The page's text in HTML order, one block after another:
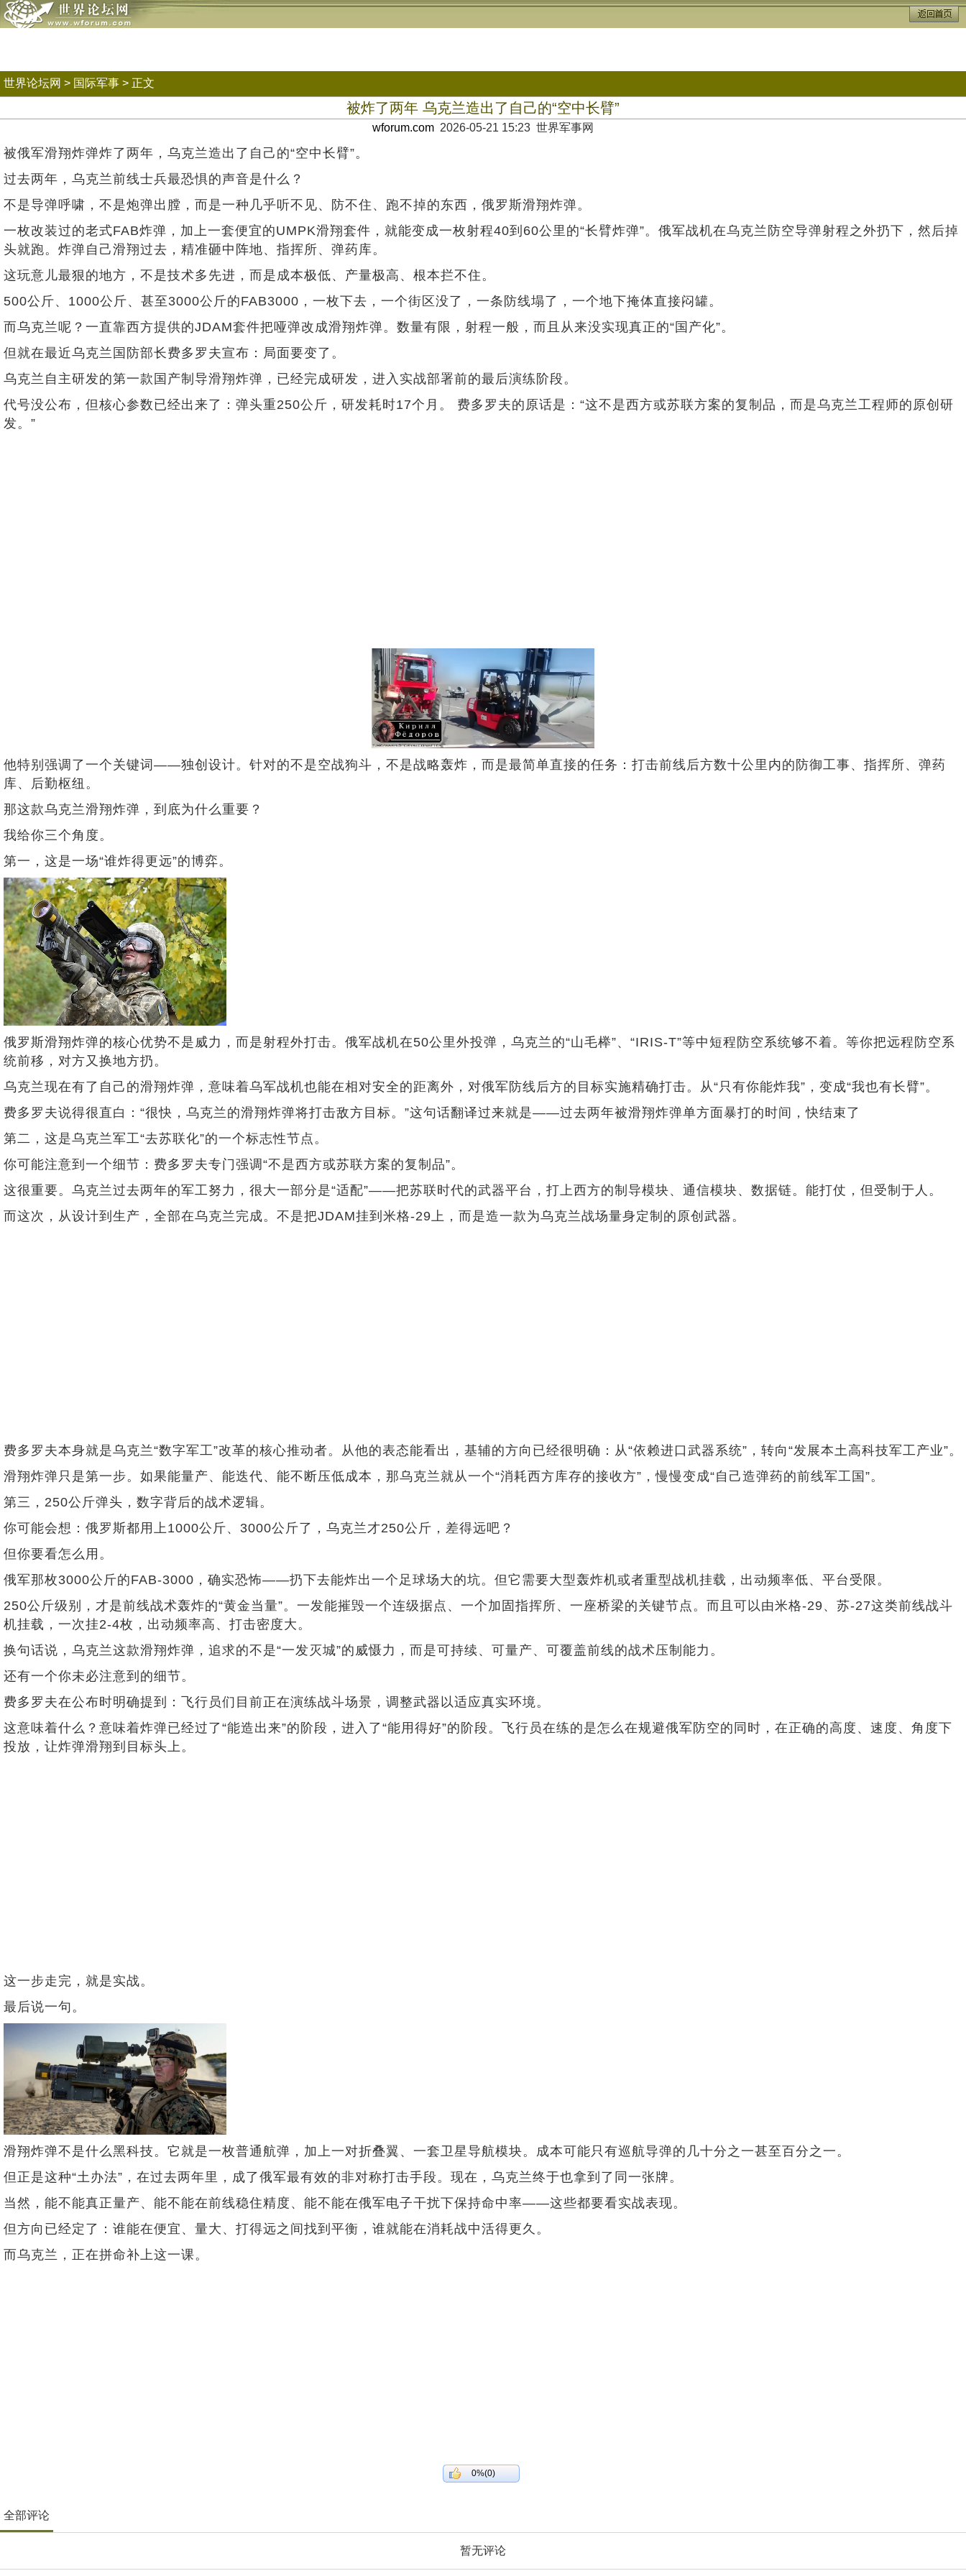
世界论坛网 > 国际军事 > 正文
被炸了两年 乌克兰造出了自己的“空中长臂”
wforum.com 2026-05-21 15:23 世界军事网
被俄军滑翔炸弹炸了两年，乌克兰造出了自己的“空中长臂”。
过去两年，乌克兰前线士兵最恐惧的声音是什么？
不是导弹呼啸，不是炮弹出膛，而是一种几乎听不见、防不住、跑不掉的东西，俄罗斯滑翔炸弹。
一枚改装过的老式FAB炸弹，加上一套便宜的UMPK滑翔套件，就能变成一枚射程40到60公里的“长臂炸弹”。俄军战机在乌克兰防空导弹射程之外扔下，然后掉
头就跑。炸弹自己滑翔过去，精准砸中阵地、指挥所、弹药库。
这玩意儿最狠的地方，不是技术多先进，而是成本极低、产量极高、根本拦不住。
500公斤、1000公斤、甚至3000公斤的FAB3000，一枚下去，一个街区没了，一条防线塌了，一个地下掩体直接闷罐。
而乌克兰呢？一直靠西方提供的JDAM套件把哑弹改成滑翔炸弹。数量有限，射程一般，而且从来没实现真正的“国产化”。
但就在最近乌克兰国防部长费多罗夫宣布：局面要变了。
乌克兰自主研发的第一款国产制导滑翔炸弹，已经完成研发，进入实战部署前的最后演练阶段。
代号没公布，但核心参数已经出来了：弹头重250公斤，研发耗时17个月。 费多罗夫的原话是：“这不是西方或苏联方案的复制品，而是乌克兰工程师的原创研
发。”
他特别强调了一个关键词——独创设计。针对的不是空战狗斗，不是战略轰炸，而是最简单直接的任务：打击前线后方数十公里内的防御工事、指挥所、弹药
库、后勤枢纽。
那这款乌克兰滑翔炸弹，到底为什么重要？
我给你三个角度。
第一，这是一场“谁炸得更远”的博弈。
俄罗斯滑翔炸弹的核心优势不是威力，而是射程外打击。俄军战机在50公里外投弹，乌克兰的“山毛榉”、“IRIS-T”等中短程防空系统够不着。等你把远程防空系
统前移，对方又换地方扔。
乌克兰现在有了自己的滑翔炸弹，意味着乌军战机也能在相对安全的距离外，对俄军防线后方的目标实施精确打击。从“只有你能炸我”，变成“我也有长臂”。
费多罗夫说得很直白：“很快，乌克兰的滑翔炸弹将打击敌方目标。”这句话翻译过来就是——过去两年被滑翔炸弹单方面暴打的时间，快结束了
第二，这是乌克兰军工“去苏联化”的一个标志性节点。
你可能注意到一个细节：费多罗夫专门强调“不是西方或苏联方案的复制品”。
这很重要。乌克兰过去两年的军工努力，很大一部分是“适配”——把苏联时代的武器平台，打上西方的制导模块、通信模块、数据链。能打仗，但受制于人。
而这次，从设计到生产，全部在乌克兰完成。不是把JDAM挂到米格-29上，而是造一款为乌克兰战场量身定制的原创武器。
费多罗夫本身就是乌克兰“数字军工”改革的核心推动者。从他的表态能看出，基辅的方向已经很明确：从“依赖进口武器系统”，转向“发展本土高科技军工产业”。
滑翔炸弹只是第一步。如果能量产、能迭代、能不断压低成本，那乌克兰就从一个“消耗西方库存的接收方”，慢慢变成“自己造弹药的前线军工国”。
第三，250公斤弹头，数字背后的战术逻辑。
你可能会想：俄罗斯都用上1000公斤、3000公斤了，乌克兰才250公斤，差得远吧？
但你要看怎么用。
俄军那枚3000公斤的FAB-3000，确实恐怖——扔下去能炸出一个足球场大的坑。但它需要大型轰炸机或者重型战机挂载，出动频率低、平台受限。
250公斤级别，才是前线战术轰炸的“黄金当量”。一发能摧毁一个连级据点、一个加固指挥所、一座桥梁的关键节点。而且可以由米格-29、苏-27这类前线战斗
机挂载，一次挂2-4枚，出动频率高、打击密度大。
换句话说，乌克兰这款滑翔炸弹，追求的不是“一发灭城”的威慑力，而是可持续、可量产、可覆盖前线的战术压制能力。
还有一个你未必注意到的细节。
费多罗夫在公布时明确提到：飞行员们目前正在演练战斗场景，调整武器以适应真实环境。
这意味着什么？意味着炸弹已经过了“能造出来”的阶段，进入了“能用得好”的阶段。飞行员在练的是怎么在规避俄军防空的同时，在正确的高度、速度、角度下
投放，让炸弹滑翔到目标头上。
这一步走完，就是实战。
最后说一句。
滑翔炸弹不是什么黑科技。它就是一枚普通航弹，加上一对折叠翼、一套卫星导航模块。成本可能只有巡航导弹的几十分之一甚至百分之一。
但正是这种“土办法”，在过去两年里，成了俄军最有效的非对称打击手段。现在，乌克兰终于也拿到了同一张牌。
当然，能不能真正量产、能不能在前线稳住精度、能不能在俄军电子干扰下保持命中率——这些都要看实战表现。
但方向已经定了：谁能在便宜、量大、打得远之间找到平衡，谁就能在消耗战中活得更久。
而乌克兰，正在拼命补上这一课。
0%(0)
全部评论
暂无评论